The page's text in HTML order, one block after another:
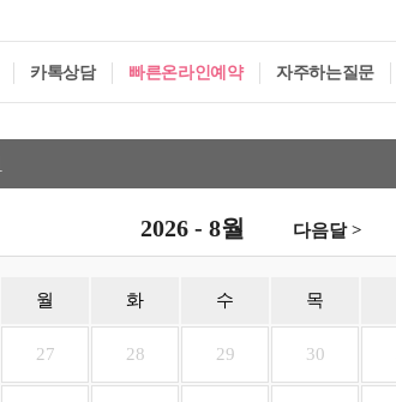
카톡상담 빠른온라인예약 자주하는질문
2026 - 8월 다음달 >
월 화 수 목
27 28 29 30